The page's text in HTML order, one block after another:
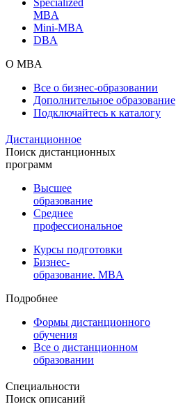
MBA
Mini-MBA
DBA
О MBA
Все о бизнес-образовании
Дополнительное образование
Подключайтесь к каталогу
Дистанционное
Поиск дистанционных
программ
Высшее
образование
Среднее
профессиональное
Курсы подготовки
Бизнес-
образование. MBA
Подробнее
Формы дистанционного
обучения
Все о дистанционном
образовании
Специальности
Поиск описаний